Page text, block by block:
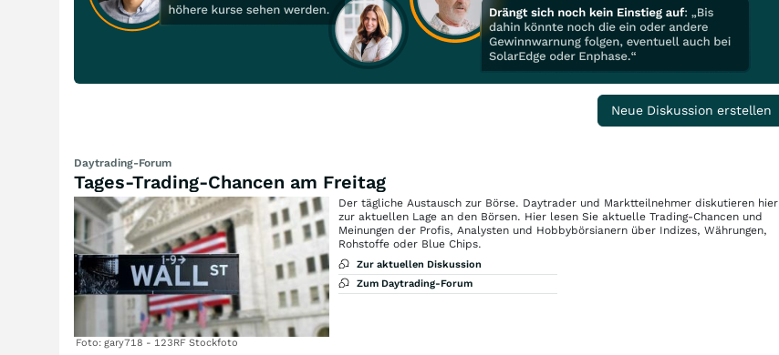
Neue Diskussion erstellen
Daytrading-Forum
Tages-Trading-Chancen am Freitag
Foto: gary718 - 123RF Stockfoto
Der tägliche Austausch zur Börse. Daytrader und Marktteilnehmer diskutieren hier
zur aktuellen Lage an den Börsen. Hier lesen Sie aktuelle Trading-Chancen und
Meinungen der Profis, Analysten und Hobbybörsianern über Indizes, Währungen,
Rohstoffe oder Blue Chips.
Zur aktuellen Diskussion
Zum Daytrading-Forum